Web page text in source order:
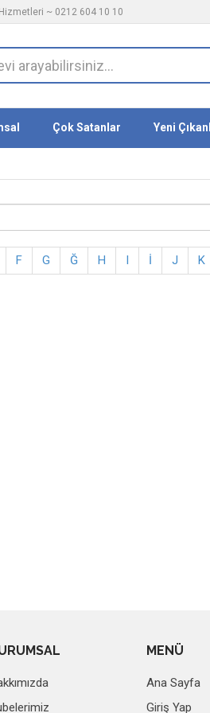
~ 0212 604 10 10
Çok Satanlar Yeni
F G Ğ H I İ J K
MENÜ
Ana Sayfa
Giriş Yap